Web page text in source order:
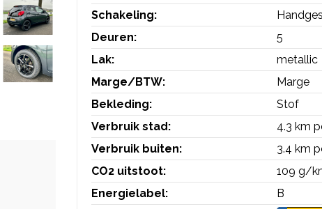
Schakeling:
Deuren:
5
Lak:
metallic
Marge/BTW:
Marge
Bekleding:
Stof
Verbruik stad:
4.3 km
Verbruik buiten:
3.4 km
CO2 uitstoot:
109 g/
Energielabel:
B